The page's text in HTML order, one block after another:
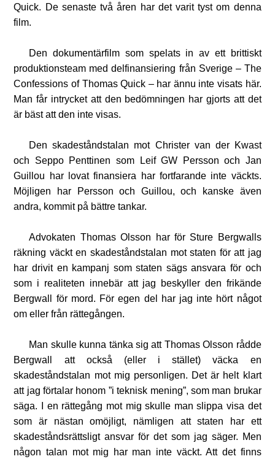
Quick. De senaste två åren har det varit tyst om denna
film.
Den dokumentärfilm som spelats in av ett brittiskt
produktionsteam med delfinansiering från Sverige – The
Confessions of Thomas Quick – har ännu inte visats här.
Man får intrycket att den bedömningen har gjorts att det
är bäst att den inte visas.
Den skadeståndstalan mot Christer van der Kwast
och Seppo Penttinen som Leif GW Persson och Jan
Guillou har lovat finansiera har fortfarande inte väckts.
Möjligen har Persson och Guillou, och kanske även
andra, kommit på bättre tankar.
Advokaten Thomas Olsson har för Sture Bergwalls
räkning väckt en skadeståndstalan mot staten för att jag
har drivit en kampanj som staten sägs ansvara för och
som i realiteten innebär att jag beskyller den frikände
Bergwall för mord. För egen del har jag inte hört något
om eller från rättegången.
Man skulle kunna tänka sig att Thomas Olsson rådde
Bergwall att också (eller i stället) väcka en
skadeståndstalan mot mig personligen. Det är helt klart
att jag förtalar honom ”i teknisk mening”, som man brukar
säga. I en rättegång mot mig skulle man slippa visa det
som är nästan omöjligt, nämligen att staten har ett
skadeståndsrättsligt ansvar för det som jag säger. Men
någon talan mot mig har man inte väckt. Att det finns